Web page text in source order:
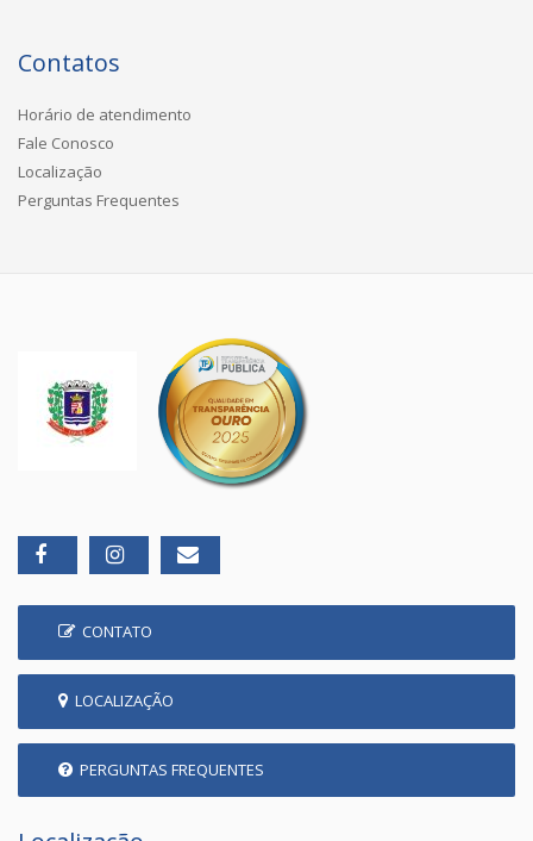
Contatos
Horário de atendimento
Fale Conosco
Localização
Perguntas Frequentes
CONTATO
LOCALIZAÇÃO
PERGUNTAS FREQUENTES